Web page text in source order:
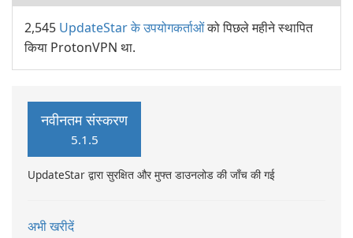
2,545 UpdateStar के उपयोगकर्ताओंको पिछले महीने स्थापित
किया ProtonVPN था.
नवीनतम संस्करण
5.1.5
UpdateStar द्वारा सुरक्षित और मुफ्त डाउनलोड की जाँच की गई
अभी खरीदें